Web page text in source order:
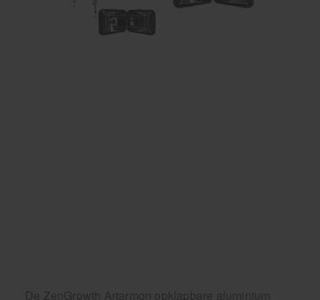
De ZenGrowth Artarmon opklapbare aluminium